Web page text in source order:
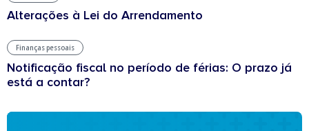
Alterações à Lei do Arrendamento
Finanças pessoais
Notificação fiscal no período de férias: O prazo já
está a contar?